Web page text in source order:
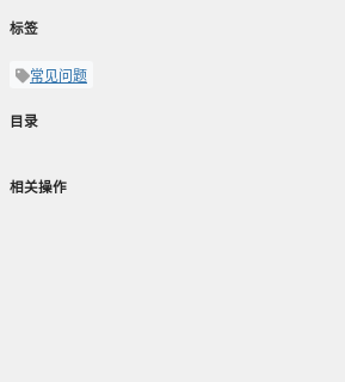
标签
常见问题
目录
相关操作